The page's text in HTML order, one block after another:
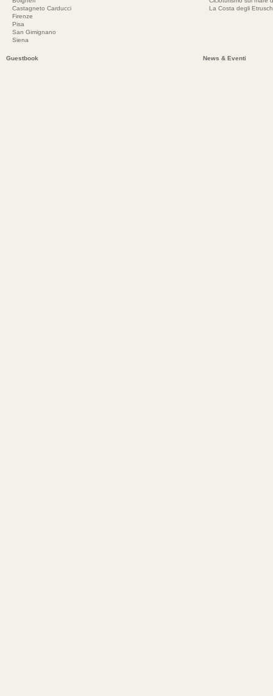
Castagneto Carducci
Firenze
Pisa
San Gimignano
Siena
La Costa degli
Guestbook News & Eventi